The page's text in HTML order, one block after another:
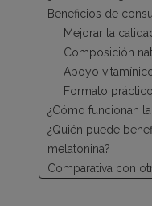
Beneficios de
Mejorar la
Composición
Apoyo
Formato
¿Cómo funcionan
¿Quién puede
melatonina?
Comparativa con